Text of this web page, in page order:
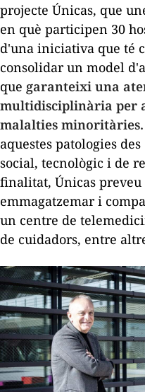
projecte Únicas, que
en què participen 30
d'una iniciativa que té
consolidar un model
que garanteixi una
multidisciplinària per
malalties minoritàries.
aquestes patologies
social, tecnològic i de
finalitat, Únicas
emmagatzemar i
un centre de
de cuidadors, entre